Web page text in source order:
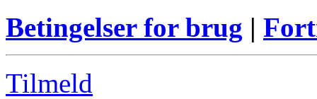
Betingelser for brug |
Tilmeld